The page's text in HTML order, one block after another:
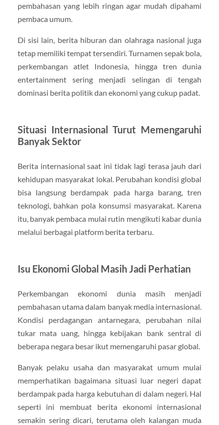
pembahasan yang lebih ringan agar mudah dipahami
pembaca umum.
Di sisi lain, berita hiburan dan olahraga nasional juga
tetap memiliki tempat tersendiri. Turnamen sepak bola,
perkembangan atlet Indonesia, hingga tren dunia
entertainment sering menjadi selingan di tengah
dominasi berita politik dan ekonomi yang cukup padat.
Situasi Internasional Turut Memengaruhi
Banyak Sektor
Berita internasional saat ini tidak lagi terasa jauh dari
kehidupan masyarakat lokal. Perubahan kondisi global
bisa langsung berdampak pada harga barang, tren
teknologi, bahkan pola konsumsi masyarakat. Karena
itu, banyak pembaca mulai rutin mengikuti kabar dunia
melalui berbagai platform berita terbaru.
Isu Ekonomi Global Masih Jadi Perhatian
Perkembangan ekonomi dunia masih menjadi
pembahasan utama dalam banyak media internasional.
Kondisi perdagangan antarnegara, perubahan nilai
tukar mata uang, hingga kebijakan bank sentral di
beberapa negara besar ikut memengaruhi pasar global.
Banyak pelaku usaha dan masyarakat umum mulai
memperhatikan bagaimana situasi luar negeri dapat
berdampak pada harga kebutuhan di dalam negeri. Hal
seperti ini membuat berita ekonomi internasional
semakin sering dicari, terutama oleh kalangan muda